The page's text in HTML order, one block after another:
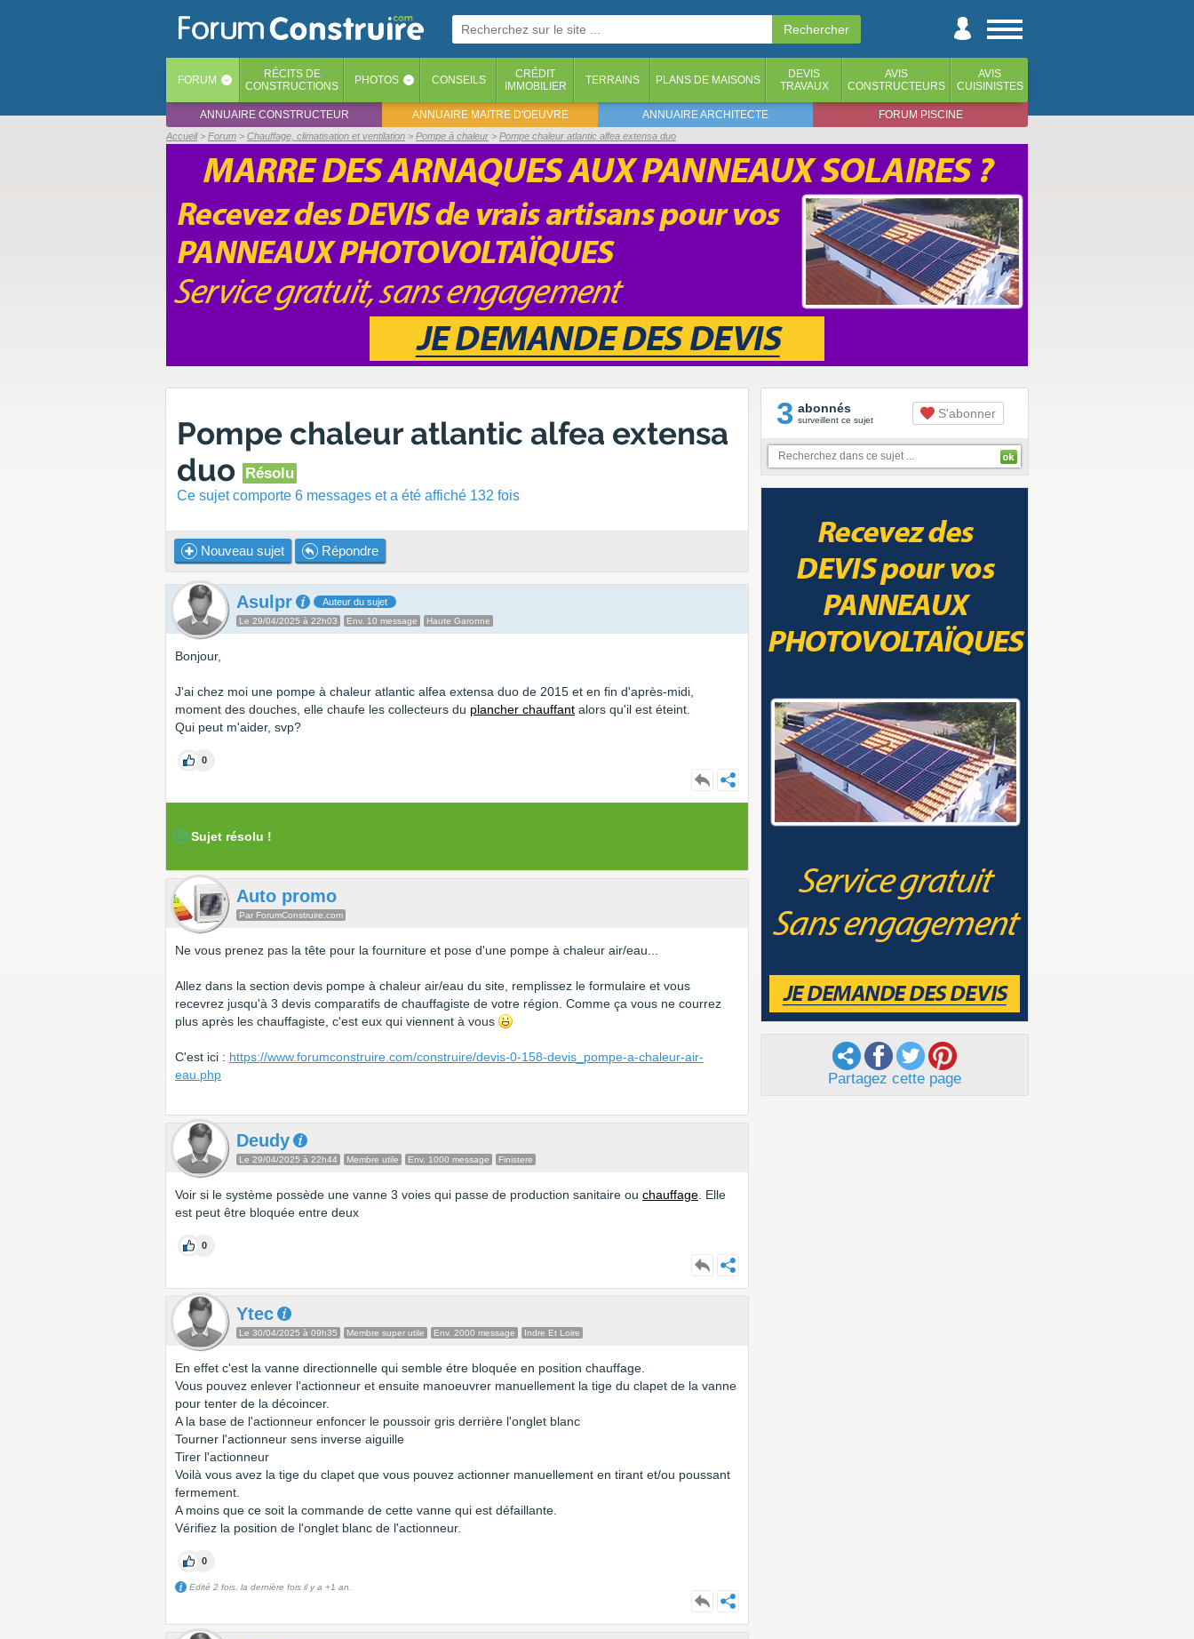
FORUM ‹ RÉCITS DE
CONSTRUCTIONS
PHOTOS ‹ CONSEILS
CRÉDIT
IMMOBILIER
TERRAINS PLANS DE MAISONS
DEVIS
TRAVAUX
AVIS
CONSTRUCTEURS
AVIS
CUISINISTES
ANNUAIRE CONSTRUCTEUR ANNUAIRE MAITRE D'OEUVRE ANNUAIRE ARCHITECTE FORUM PISCINE
Accueil Forum Chauffage, climatisation et ventilation Pompe à chaleur Pompe chaleur atlantic alfea extensa duo
Pompe chaleur atlantic alfea extensa
duo
Résolu
Ce sujet comporte 6 messages et a été affiché 132 fois
Nouveau sujet Répondre
Asulpr Auteur du sujet
Le 29/04/2025 à 22h03 Env. 10 message Haute Garonne
Bonjour,
J'ai chez moi une pompe à chaleur atlantic alfea extensa duo de 2015 et en fin d'après-midi,
moment des douches, elle chaufe les collecteurs du plancher chauffant alors qu'il est éteint.
Qui peut m'aider, svp?
0
Sujet résolu !
Auto promo
Par ForumConstruire.com
Ne vous prenez pas la tête pour la fourniture et pose d'une pompe à chaleur air/eau...
Allez dans la section devis pompe à chaleur air/eau du site, remplissez le formulaire et vous
recevrez jusqu'à 3 devis comparatifs de chauffagiste de votre région. Comme ça vous ne courrez
plus après les chauffagiste, c'est eux qui viennent à vous
C'est ici : https://www.forumconstruire.com/construire/devis-0-158-devis_pompe-a-chaleur-air-
eau.php
Deudy
Le 29/04/2025 à 22h44 Membre utile Env. 1000 message Finistere
Voir si le système possède une vanne 3 voies qui passe de production sanitaire ou chauffage . Elle
est peut être bloquée entre deux
0
Ytec
Le 30/04/2025 à 09h35 Membre super utile Env. 2000 message Indre Et Loire
En effet c'est la vanne directionnelle qui semble étre bloquée en position chauffage.
Vous pouvez enlever l'actionneur et ensuite manoeuvrer manuellement la tige du clapet de la vanne
pour tenter de la décoincer.
A la base de l'actionneur enfoncer le poussoir gris derrière l'onglet blanc
Tourner l'actionneur sens inverse aiguille
Tirer l'actionneur
Voilà vous avez la tige du clapet que vous pouvez actionner manuellement en tirant et/ou poussant
fermement.
A moins que ce soit la commande de cette vanne qui est défaillante.
Vérifiez la position de l'onglet blanc de l'actionneur.
0
Edité 2 fois, la dernière fois il y a +1 an.
3 abonnés
surveillent ce sujet S'abonner
Partagez cette page